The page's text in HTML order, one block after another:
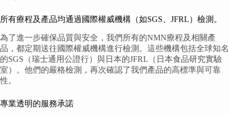
所有療程及產品均通過國際權威機構（如SGS、JFRL）檢測。
為了進一步確保品質與安全，我們所有的NMN療程及相關產
品，都定期送往國際權威機構進行檢測。這些機構包括全球知名
的SGS（瑞士通用公證行）與日本的JFRL（日本食品研究實驗
室）。他們的嚴格檢測，再次確認了我們產品的高標準與可靠
性。
專業透明的服務承諾